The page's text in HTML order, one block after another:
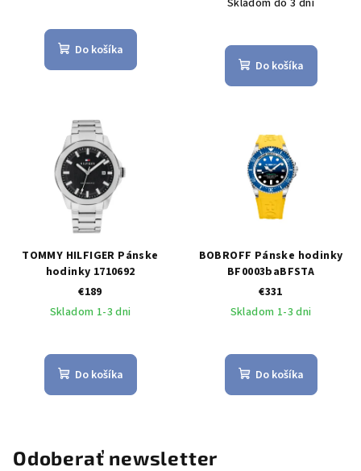
Do košíka
Do košíka
TOMMY HILFIGER Pánske
hodinky 1710692
€189
Skladom 1-3 dni
Do košíka
BOBROFF Pánske hodinky
BF0003baBFSTA
€331
Skladom 1-3 dni
Do košíka
Odoberať newsletter